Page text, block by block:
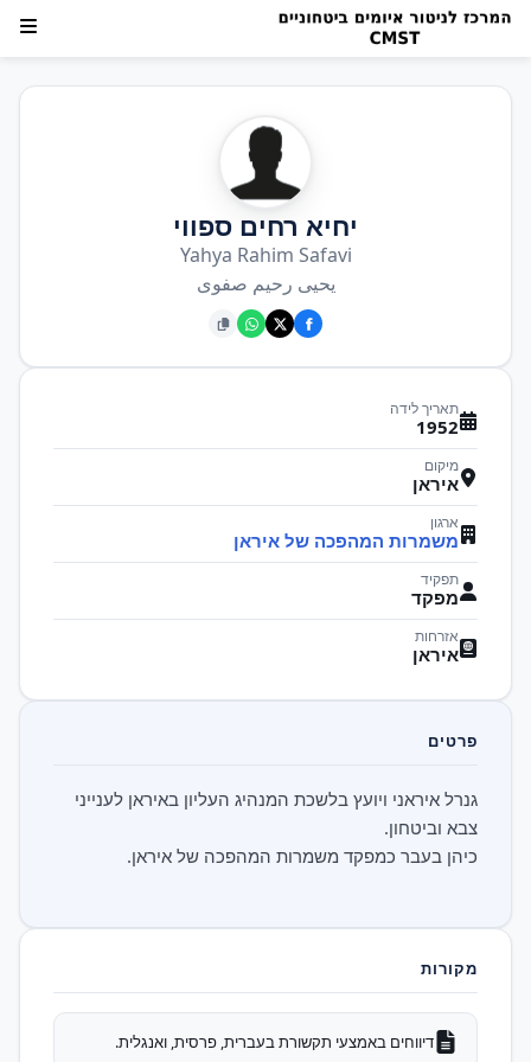
יחיא רחים ספווי
Yahya Rahim Safavi
یحیی رحیم صفوی
תאריך לידה
1952
מיקום
איראן
ארגון
משמרות המהפכה של איראן
תפקיד
מפקד
אזרחות
איראן
פרטים
גנרל איראני ויועץ בלשכת המנהיג העליון באיראן לענייני
כיהן בעבר כמפקד משמרות המהפכה של איראן.
מקורות
דיווחים באמצעי תקשורת בעברית, פרסית, ואנגלית.